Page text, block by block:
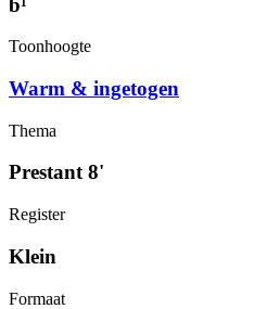
Toonhoogte
Warm & ingetogen
Thema
Prestant 8'
Register
Klein
Formaat